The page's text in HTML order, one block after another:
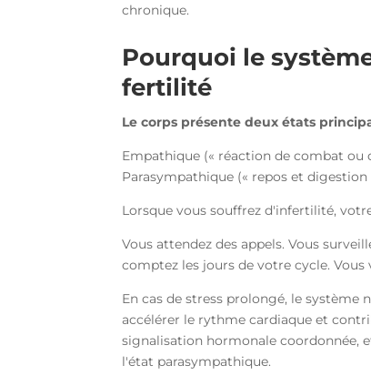
chronique.
Pourquoi le
fertilité
Le corps présente deux états
Empathique (« réaction de combat
Parasympathique (« repos et
Lorsque vous souffrez d'infertilité,
Vous attendez des appels. Vous
comptez les jours de votre cycle. Vous
En cas de stress prolongé, le
accélérer le rythme cardiaque et
signalisation hormonale coordonnée,
l'état parasympathique.